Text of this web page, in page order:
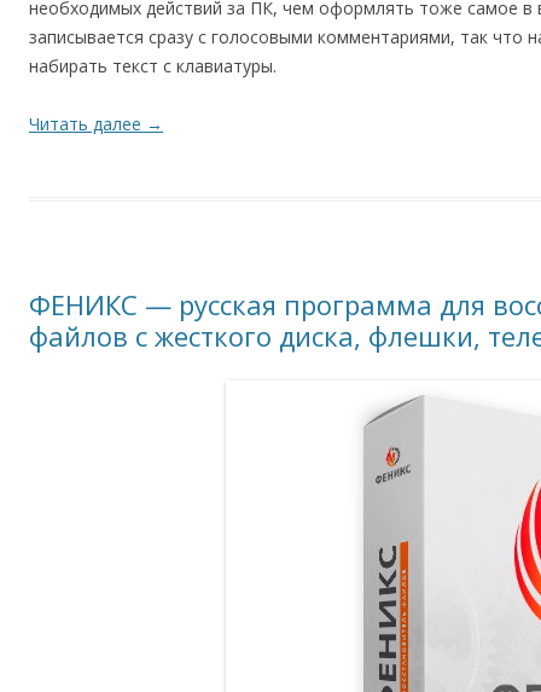
необходимых действий за ПК, чем оформлять тоже самое в
записывается сразу с голосовыми комментариями, так что
набирать текст с клавиатуры.
Читать далее →
ФЕНИКС — русская программа для
файлов с жесткого диска, флешки,